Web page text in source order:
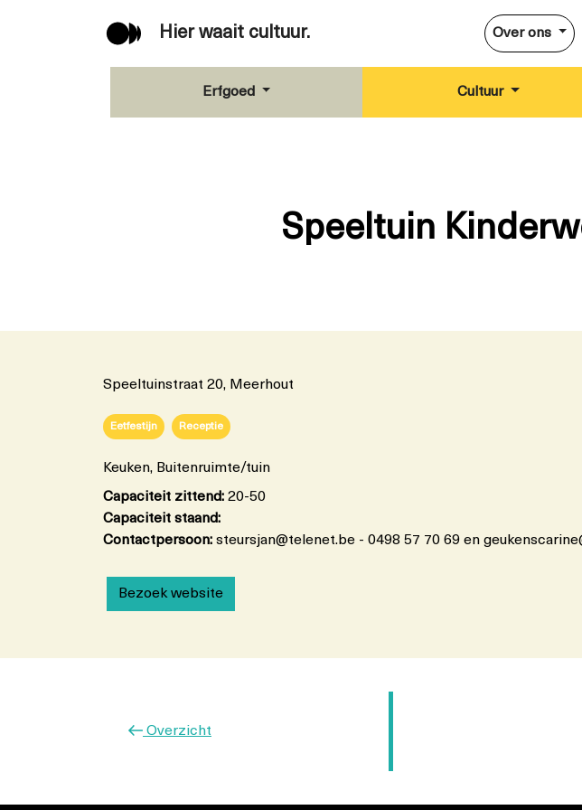
Hier waait cultuur. Over ons
Erfgoed Cultuur
Speeltuin
Speeltuinstraat 20, Meerhout
Eetfestijn Receptie
Keuken, Buitenruimte/tuin
Capaciteit zittend: 20-50
Capaciteit staand:
Contactpersoon: steursjan@telenet.be - 0498 57 70 69 en
Bezoek website
VorigOverzicht